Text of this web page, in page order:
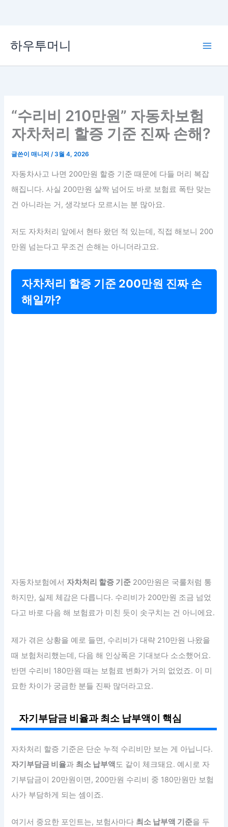
로
하우투머니
“수리비 210만원” 자동차보험
자차처리 할증 기준 진짜 손해?
글쓴이매니저/3월 4, 2026
자동차사고 나면 200만원 할증 기준 때문에 다들 머리 복잡
해집니다. 사실 200만원 살짝 넘어도 바로 보험료 폭탄 맞는
건 아니라는 거, 생각보다 모르시는 분 많아요.
저도 자차처리 앞에서 현타 왔던 적 있는데, 직접 해보니 200
만원 넘는다고 무조건 손해는 아니더라고요.
자차처리 할증 기준 200만원 진짜 손
해일까?
자동차보험에서 자차처리 할증 기준 200만원은 국룰처럼 통
하지만, 실제 체감은 다릅니다. 수리비가 200만원 조금 넘었
다고 바로 다음 해 보험료가 미친 듯이 솟구치는 건 아니에요.
제가 겪은 상황을 예로 들면, 수리비가 대략 210만원 나왔을
때 보험처리했는데, 다음 해 인상폭은 기대보다 소소했어요.
반면 수리비 180만원 때는 보험료 변화가 거의 없었죠. 이 미
묘한 차이가 궁금한 분들 진짜 많더라고요.
자기부담금 비율과 최소 납부액이 핵심
자차처리 할증 기준은 단순 누적 수리비만 보는 게 아닙니다.
자기부담금 비율과 최소 납부액 도 같이 체크돼요. 예시로 자
기부담금이 20만원이면, 200만원 수리비 중 180만원만 보험
사가 부담하게 되는 셈이죠.
여기서 중요한 포인트는, 보험사마다 최소 납부액 기준을 두